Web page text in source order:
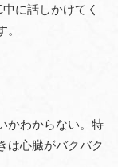
に話しかけてく
かわからない。特
は心臓がバクバク